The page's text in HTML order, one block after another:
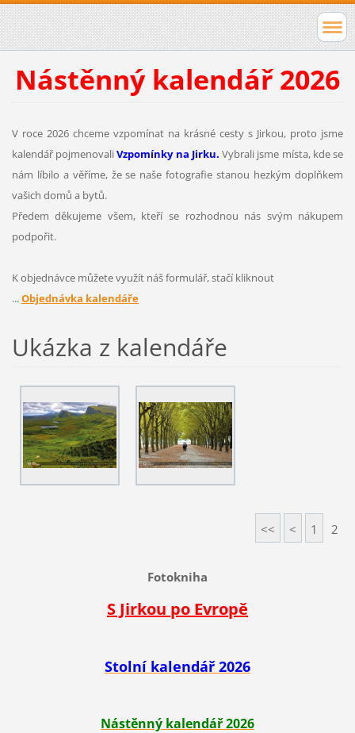
Nástěnný kalendář 2026
V roce 2026 chceme vzpomínat na krásné cesty s Jirkou, proto jsme
kalendář pojmenovaliVzpomínky na Jirku.Vybrali jsme místa, kde se
nám líbilo a věříme, že se naše fotografie stanou hezkým doplňkem
vašich domů a bytů.
Předem děkujeme všem, kteří se rozhodnou nás svým nákupem
podpořit.
K objednávce můžete využít náš formulář, stačí kliknout
...Objednávka kalendáře
Ukázka z kalendáře
<< < 1 2
Fotokniha
S Jirkou po Evropě
Stolní kalendář 2026
Nástěnný kalendář 2026